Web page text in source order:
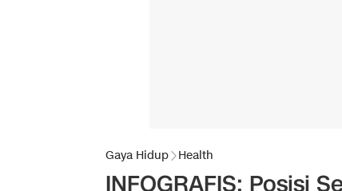
Gaya Hidup Health
INFOGRAFIS: Posisi